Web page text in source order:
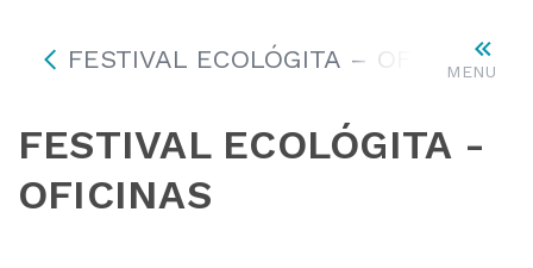
MENU
FESTIVAL ECOLÓGITA – OFICINAS
FESTIVAL ECOLÓGITA -
OFICINAS